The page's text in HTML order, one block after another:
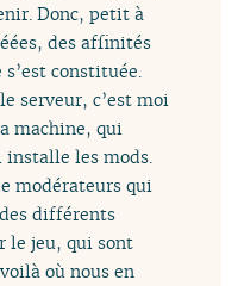
Donc, petit à
des affinités
constituée.
serveur, c’est moi
machine, qui
les mods.
modérateurs qui
différents
le jeu, qui sont
où nous en